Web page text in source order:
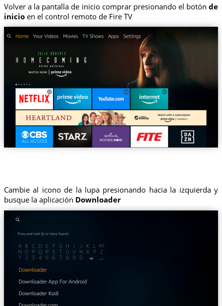
Volver a la pantalla de inicio comprar presionando el botónde
inicioen el control remoto de Fire TV
Cambie al icono de la lupa presionando hacia la izquierda y
busque la aplicación Downloader